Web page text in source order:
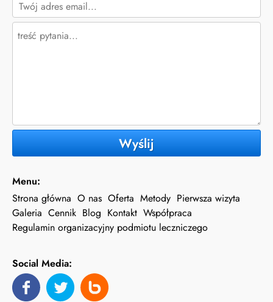
Wyślij
Menu:
Strona główna O nas Oferta Metody Pierwsza wizyta
Galeria Cennik Blog Kontakt Współpraca
Regulamin organizacyjny podmiotu leczniczego
Social Media: